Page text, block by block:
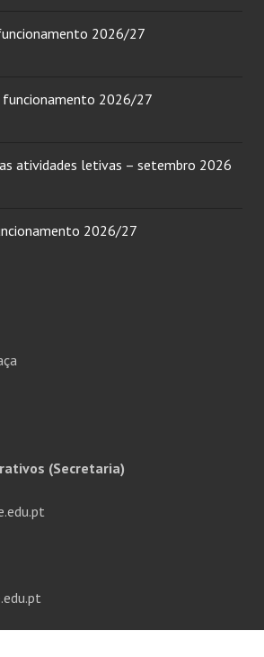
2026/27
funcionamento 2026/27
atividades letivas – setembro 2026
2026/27
(Secretaria)